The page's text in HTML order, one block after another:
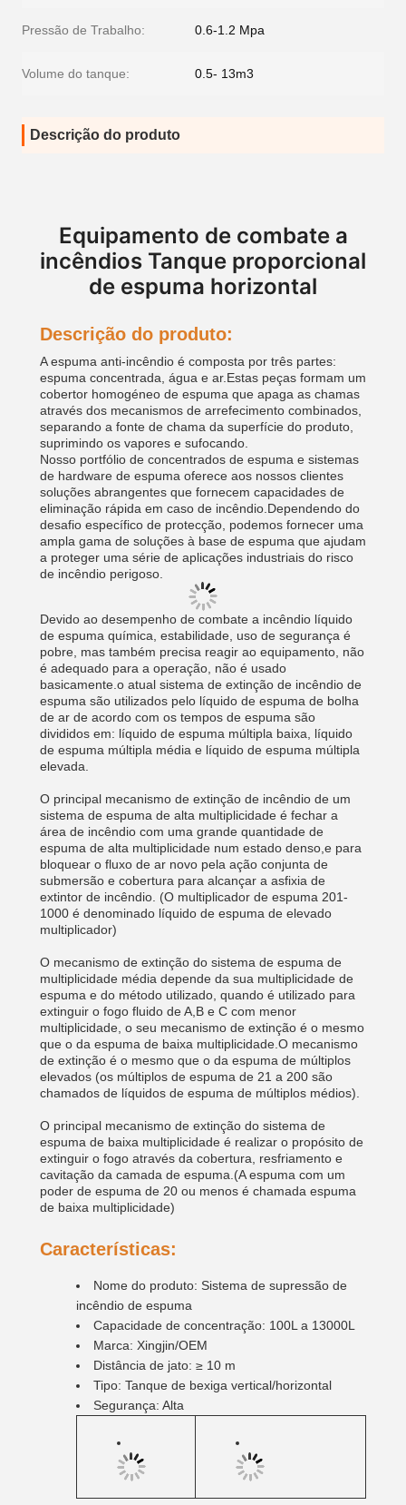
Pressão de Trabalho: 0.6-1.2 Mpa
Volume do tanque: 0.5- 13m3
Descrição do produto
Equipamento de combate a
incêndios Tanque proporcional
de espuma horizontal
Descrição do produto:
A espuma anti-incêndio é composta por três partes:
espuma concentrada, água e ar.Estas peças formam um
cobertor homogéneo de espuma que apaga as chamas
através dos mecanismos de arrefecimento combinados,
separando a fonte de chama da superfície do produto,
suprimindo os vapores e sufocando.
Nosso portfólio de concentrados de espuma e sistemas
de hardware de espuma oferece aos nossos clientes
soluções abrangentes que fornecem capacidades de
eliminação rápida em caso de incêndio.Dependendo do
desafio específico de protecção, podemos fornecer uma
ampla gama de soluções à base de espuma que ajudam
a proteger uma série de aplicações industriais do risco
de incêndio perigoso.
Devido ao desempenho de combate a incêndio líquido
de espuma química, estabilidade, uso de segurança é
pobre, mas também precisa reagir ao equipamento, não
é adequado para a operação, não é usado
basicamente.o atual sistema de extinção de incêndio de
espuma são utilizados pelo líquido de espuma de bolha
de ar de acordo com os tempos de espuma são
divididos em: líquido de espuma múltipla baixa, líquido
de espuma múltipla média e líquido de espuma múltipla
elevada.
O principal mecanismo de extinção de incêndio de um
sistema de espuma de alta multiplicidade é fechar a
área de incêndio com uma grande quantidade de
espuma de alta multiplicidade num estado denso,e para
bloquear o fluxo de ar novo pela ação conjunta de
submersão e cobertura para alcançar a asfixia de
extintor de incêndio. (O multiplicador de espuma 201-
1000 é denominado líquido de espuma de elevado
multiplicador)
O mecanismo de extinção do sistema de espuma de
multiplicidade média depende da sua multiplicidade de
espuma e do método utilizado, quando é utilizado para
extinguir o fogo fluido de A,B e C com menor
multiplicidade, o seu mecanismo de extinção é o mesmo
que o da espuma de baixa multiplicidade.O mecanismo
de extinção é o mesmo que o da espuma de múltiplos
elevados (os múltiplos de espuma de 21 a 200 são
chamados de líquidos de espuma de múltiplos médios).
O principal mecanismo de extinção do sistema de
espuma de baixa multiplicidade é realizar o propósito de
extinguir o fogo através da cobertura, resfriamento e
cavitação da camada de espuma.(A espuma com um
poder de espuma de 20 ou menos é chamada espuma
de baixa multiplicidade)
Características:
Nome do produto: Sistema de supressão de
incêndio de espuma
Capacidade de concentração: 100L a 13000L
Marca: Xingjin/OEM
Distância de jato: ≥ 10 m
Tipo: Tanque de bexiga vertical/horizontal
Segurança: Alta